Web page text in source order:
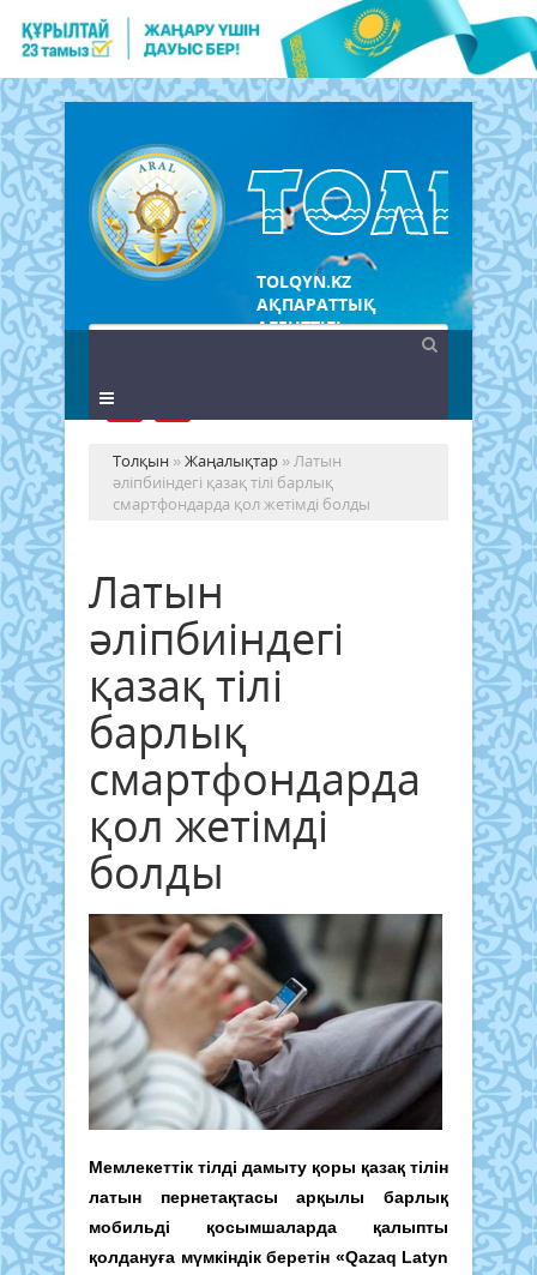
TOLQYN.KZ
АҚПАРАТТЫҚ
АГЕНТТІГІ
Толқын »Жаңалықтар » Латын
әліпбиіндегі қазақ тілі барлық
смартфондарда қол жетімді болды
Латын
әліпбиіндегі
қазақ тілі
барлық
смартфондарда
қол жетімді
болды
Мемлекеттік тілді дамыту қоры қазақ тілін
латын пернетақтасы арқылы барлық
мобильді қосымшаларда қалыпты
қолдануға мүмкіндік беретін «Qazaq Latyn